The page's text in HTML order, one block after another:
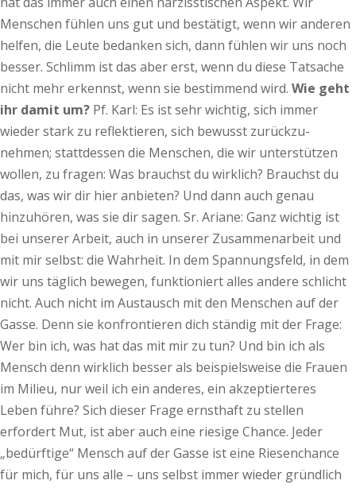
Menschen fühlen uns gut und bestätigt, wenn wir anderen
helfen, die Leute bedanken sich, dann fühlen wir uns noch
besser. Schlimm ist das aber erst, wenn du diese Tatsache
nicht mehr erkennst, wenn sie bestimmend wird. Wie geht
ihr damit um? Pf. Karl: Es ist sehr wichtig, sich immer
wieder stark zu reflektieren, sich bewusst zurückzu-
nehmen; stattdessen die Menschen, die wir unterstützen
wollen, zu fragen: Was brauchst du wirklich? Brauchst du
das, was wir dir hier anbieten? Und dann auch genau
hinzuhören, was sie dir sagen. Sr. Ariane: Ganz wichtig ist
bei unserer Arbeit, auch in unserer Zusammenarbeit und
mit mir selbst: die Wahrheit. In dem Spannungsfeld, in dem
wir uns täglich bewegen, funktioniert alles andere schlicht
nicht. Auch nicht im Austausch mit den Menschen auf der
Gasse. Denn sie konfrontieren dich ständig mit der Frage:
Wer bin ich, was hat das mit mir zu tun? Und bin ich als
Mensch denn wirklich besser als beispielsweise die Frauen
im Milieu, nur weil ich ein anderes, ein akzeptierteres
Leben führe? Sich dieser Frage ernsthaft zu stellen
erfordert Mut, ist aber auch eine riesige Chance. Jeder
„bedürftige“ Mensch auf der Gasse ist eine Riesenchance
für mich, für uns alle – uns selbst immer wieder gründlich